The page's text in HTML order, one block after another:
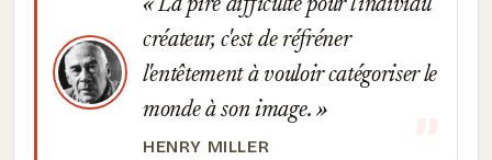
La pire difficulté pour l'individu
créateur, c'est de réfréner
l'entêtement à vouloir catégoriser le
monde à son image.
HENRY MILLER